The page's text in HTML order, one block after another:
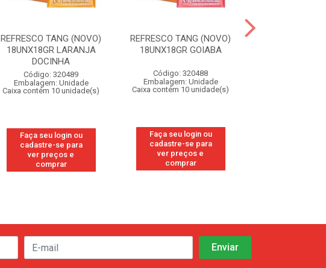
REFRESCO TANG (NOVO)
18UNX18GR LARANJA
DOCINHA
Código: 320489
Embalagem: Unidade
Caixa contém 10 unidade(s)
Faça seu login ou
cadastre-se para
ver preços e
comprar
REFRESCO TANG (NOVO)
18UNX18GR GOIABA
Código: 320488
Embalagem: Unidade
Caixa contém 10 unidade(s)
Faça seu login ou
cadastre-se para
ver preços e
comprar